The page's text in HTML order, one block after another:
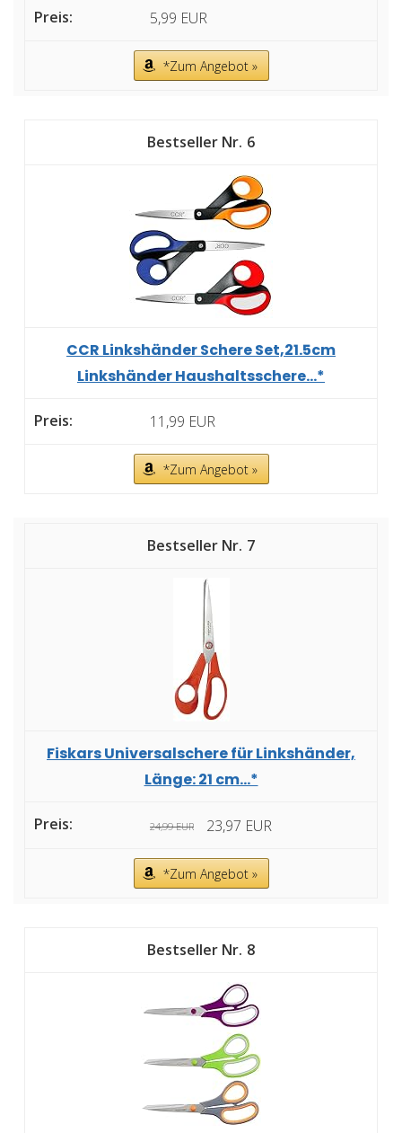
5,99 EUR
*Zum Angebot »
6
CCR Linkshänder Schere Set,21.5cm
Linkshänder Haushaltsschere...*
11,99 EUR
*Zum Angebot »
7
Fiskars Universalschere für Linkshänder,
Länge: 21 cm...*
24,99 EUR 23,97 EUR
*Zum Angebot »
8